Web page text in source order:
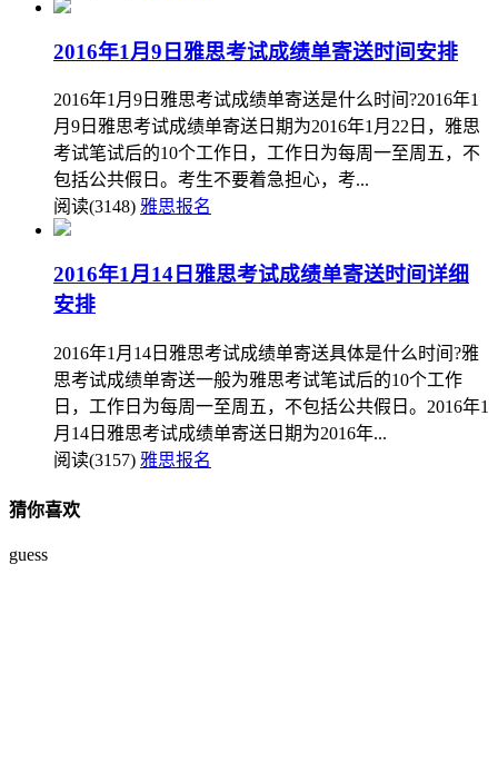
2016年1月9日雅思考试成绩单寄送时间安排
2016年1月9日雅思考试成绩单寄送是什么时间?2016年1
月9日雅思考试成绩单寄送日期为2016年1月22日，雅思
考试笔试后的10个工作日，工作日为每周一至周五，不
包括公共假日。考生不要着急担心，考...
阅读(3148) 雅思报名
2016年1月14日雅思考试成绩单寄送时间详细
安排
2016年1月14日雅思考试成绩单寄送具体是什么时间?雅
思考试成绩单寄送一般为雅思考试笔试后的10个工作
日，工作日为每周一至周五，不包括公共假日。2016年1
月14日雅思考试成绩单寄送日期为2016年...
阅读(3157) 雅思报名
猜你喜欢
guess